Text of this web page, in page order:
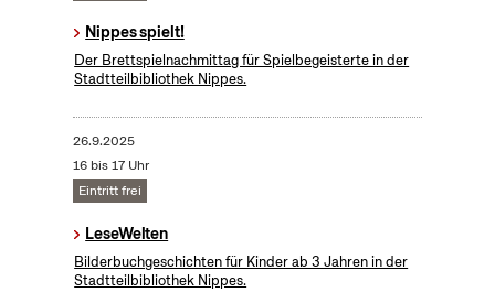
Nippes spielt!
Der Brettspielnachmittag für Spielbegeisterte in der
Stadtteilbibliothek Nippes.
26.9.2025
16 bis 17 Uhr
Eintritt frei
LeseWelten
Bilderbuchgeschichten für Kinder ab 3 Jahren in der
Stadtteilbibliothek Nippes.